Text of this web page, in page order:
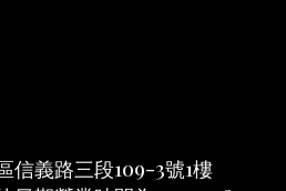
信義路三段109-3號1樓